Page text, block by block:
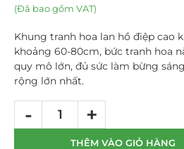
(Đã bao gồm VAT)
Khung tranh hoa lan hồ điệp cao
khoảng 60-80cm, bức tranh hoa
quy mô lớn, đủ sức làm bừng
rộng lớn nhất.
THÊM VÀO GIỎ HÀNG